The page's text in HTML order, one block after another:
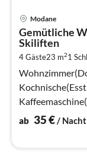
Modane
Gemütliche
Skiliften
4 Gäste23 m21
Spülmaschine,
ab 35€/ Nacht